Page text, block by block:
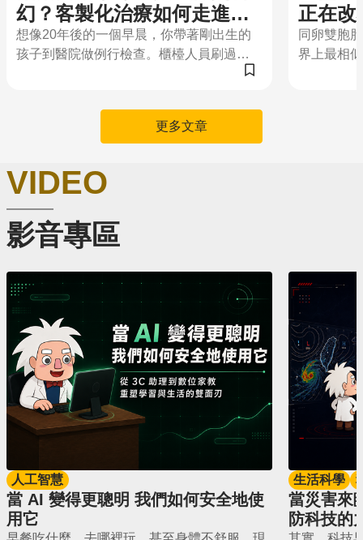
幻？客製化治療如何走進真
實世界
想像20年後的一個早晨，你帶著剛出生的
孩子到醫院做例行檢查。櫃檯人員刷過健
保卡，螢幕跳出的不只是姓名、年齡和病
他的基因資訊。
正在改
同卵雙胞
界上最相
更多文章
VIDEO
影音專區
人工智慧
當 AI 變得更聰明 我們如何安全地使
用它
生活科學
當災害來
防科技的